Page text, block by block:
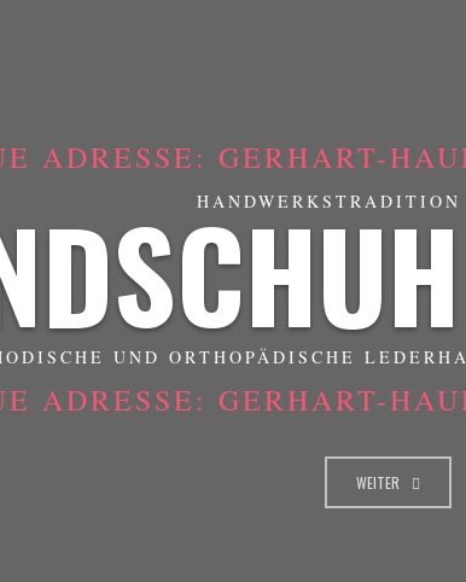
ADRESSE: GERHART-
UND ORTHOPÄDISCHE
ADRESSE: GERHART-
WEITER